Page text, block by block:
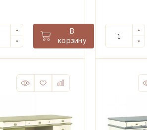
В
корзину